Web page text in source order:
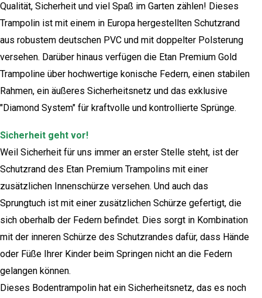
Qualität, Sicherheit und viel Spaß im Garten zählen! Dieses
Trampolin ist mit einem in Europa hergestellten Schutzrand
aus robustem deutschen PVC und mit doppelter Polsterung
versehen. Darüber hinaus verfügen die Etan Premium Gold
Trampoline über hochwertige konische Federn, einen stabilen
Rahmen, ein äußeres Sicherheitsnetz und das exklusive
"Diamond System" für kraftvolle und kontrollierte Sprünge.
Sicherheit geht vor!
Weil Sicherheit für uns immer an erster Stelle steht, ist der
Schutzrand des Etan Premium Trampolins mit einer
zusätzlichen Innenschürze versehen. Und auch das
Sprungtuch ist mit einer zusätzlichen Schürze gefertigt, die
sich oberhalb der Federn befindet. Dies sorgt in Kombination
mit der inneren Schürze des Schutzrandes dafür, dass Hände
oder Füße Ihrer Kinder beim Springen nicht an die Federn
gelangen können.
Dieses Bodentrampolin hat ein Sicherheitsnetz, das es noch